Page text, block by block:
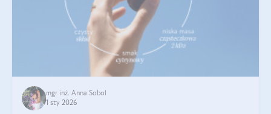
mgr inż. Anna Sobol
1 sty 2026